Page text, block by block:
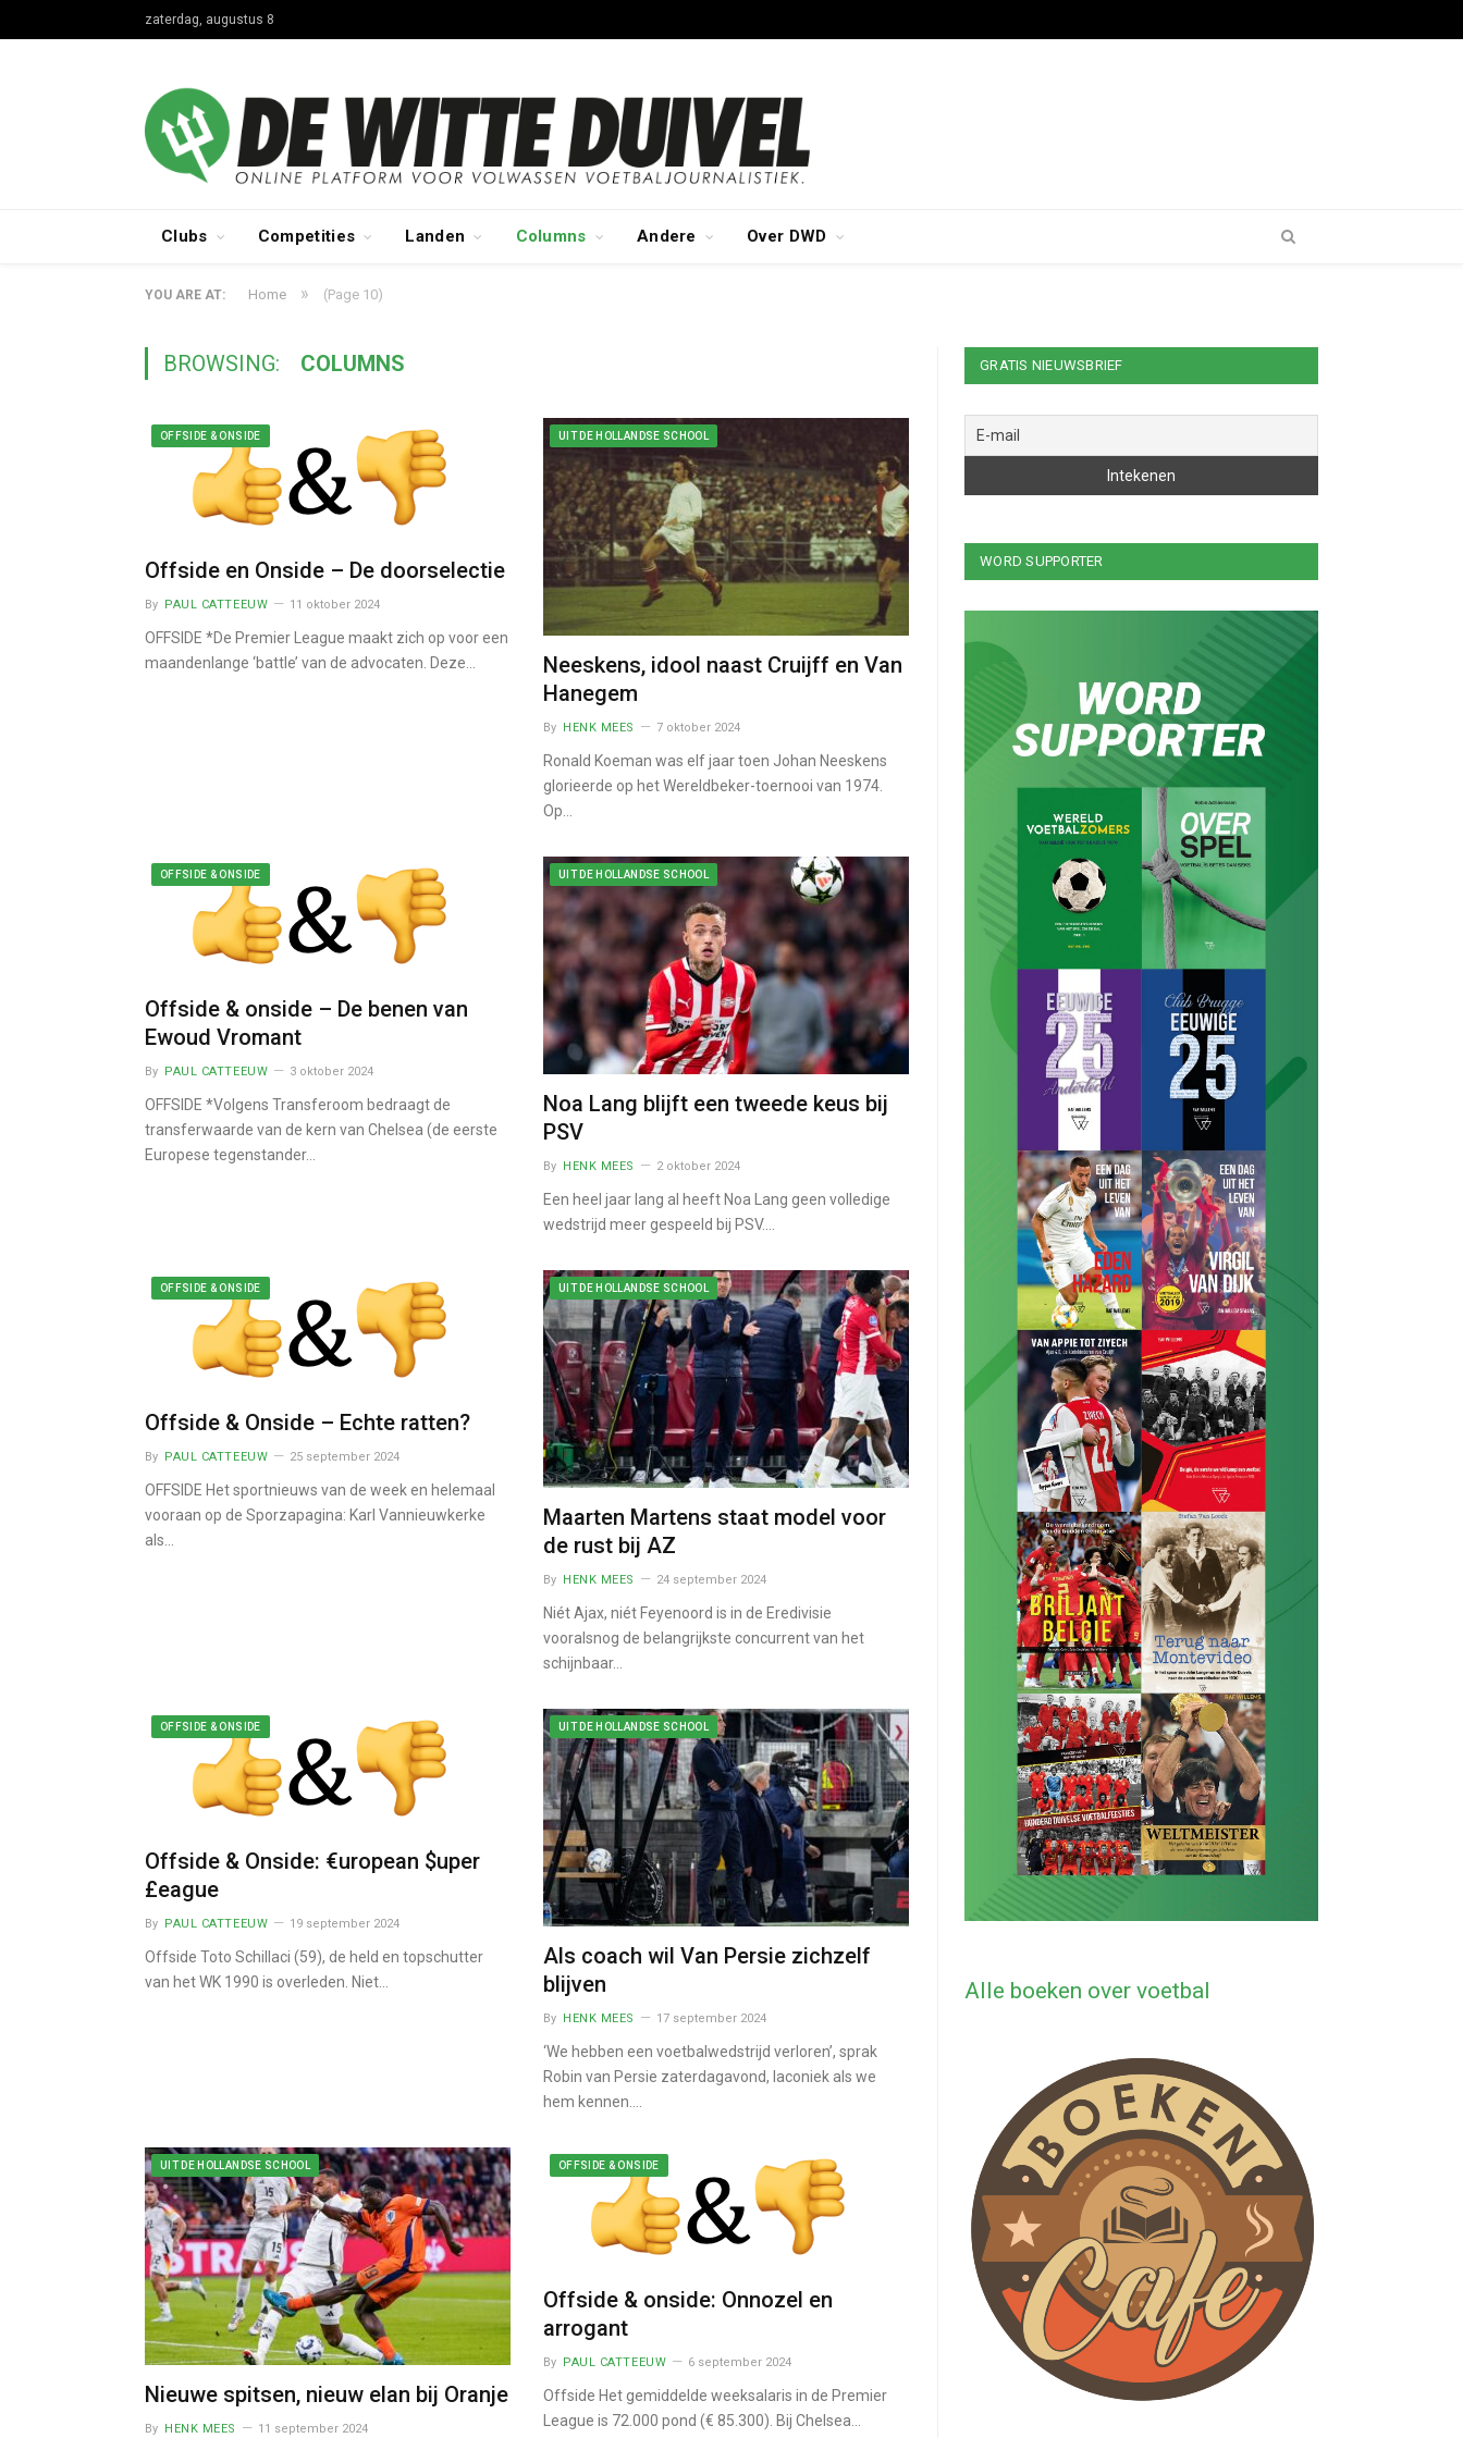
zaterdag, augustus 8
Clubs Competities Landen Columns Andere Over DWD
YOU ARE AT: Home » (Page 10)
BROWSING: COLUMNS
OFFSIDE & ONSIDE
Offside en Onside – De doorselectie
By PAUL CATTEEUW 11 oktober 2024
OFFSIDE *De Premier League maakt zich op voor een
maandenlange ‘battle’ van de advocaten. Deze…
UIT DE HOLLANDSE SCHOOL
Neeskens, idool naast Cruijff en Van
Hanegem
By HENK MEES 7 oktober 2024
Ronald Koeman was elf jaar toen Johan Neeskens
glorieerde op het Wereldbeker-toernooi van 1974.
Op…
OFFSIDE & ONSIDE
Offside & onside – De benen van
Ewoud Vromant
By PAUL CATTEEUW 3 oktober 2024
OFFSIDE *Volgens Transferoom bedraagt de
transferwaarde van de kern van Chelsea (de eerste
Europese tegenstander…
UIT DE HOLLANDSE SCHOOL
Noa Lang blijft een tweede keus bij
PSV
By HENK MEES 2 oktober 2024
Een heel jaar lang al heeft Noa Lang geen volledige
wedstrijd meer gespeeld bij PSV.…
OFFSIDE & ONSIDE
Offside & Onside – Echte ratten?
By PAUL CATTEEUW 25 september 2024
OFFSIDE Het sportnieuws van de week en helemaal
vooraan op de Sporzapagina: Karl Vannieuwkerke
als…
UIT DE HOLLANDSE SCHOOL
Maarten Martens staat model voor
de rust bij AZ
By HENK MEES 24 september 2024
Niét Ajax, niét Feyenoord is in de Eredivisie
vooralsnog de belangrijkste concurrent van het
schijnbaar…
OFFSIDE & ONSIDE
Offside & Onside: €uropean $uper
£eague
By PAUL CATTEEUW 19 september 2024
Offside Toto Schillaci (59), de held en topschutter
van het WK 1990 is overleden. Niet…
UIT DE HOLLANDSE SCHOOL
Als coach wil Van Persie zichzelf
blijven
By HENK MEES 17 september 2024
‘We hebben een voetbalwedstrijd verloren’, sprak
Robin van Persie zaterdagavond, laconiek als we
hem kennen.…
UIT DE HOLLANDSE SCHOOL
Nieuwe spitsen, nieuw elan bij Oranje
By HENK MEES 11 september 2024
OFFSIDE & ONSIDE
Offside & onside: Onnozel en
arrogant
By PAUL CATTEEUW 6 september 2024
Offside Het gemiddelde weeksalaris in de Premier
League is 72.000 pond (€ 85.300). Bij Chelsea…
GRATIS NIEUWSBRIEF
WORD SUPPORTER
Alle boeken over voetbal